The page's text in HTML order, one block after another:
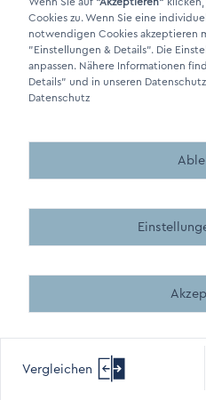
DINO Dampferzeuger GmbH -
Germany" 2026
Made by BergMedia -
Vergleichen
Cookies zu. Wenn Sie eine
notwendigen Cookies akzeptieren
"Einstellungen & Details". Die
anpassen. Nähere Informationen
Details" und in unseren
Datenschutz